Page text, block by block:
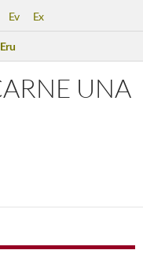
Ev Ex
Eru
UNA